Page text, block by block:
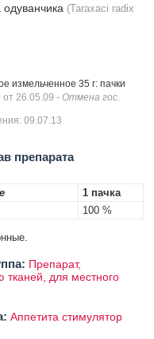
одуванчика (Taraxaci radix
измельченное 35 г: пачки
26.05.09 - Отмена гос.
09.07.13
препарата
1 пачка
100 %
Препарат,
для местного
Аппетита стимулятор